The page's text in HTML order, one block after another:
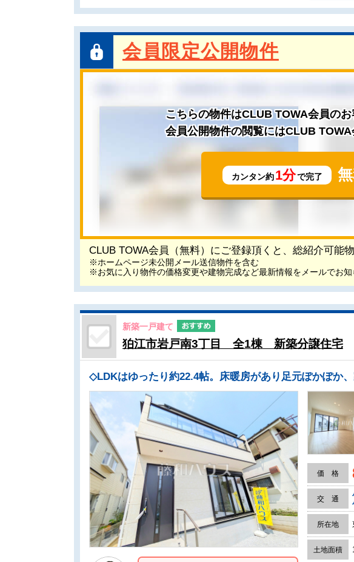
会員限定公開物件
こちらの物件はCLUB TOWA会員のお
会員公開物件の閲覧にはCLUB TOWA
1分
CLUB TOWA会員（無料）にご登録頂くと、総紹介可能
※ホームページ未公開メール送信物件を含む
※お気に入り物件の価格変更や建物完成など最新情報をメールでお知
新築一戸建て
狛江市岩戸南3丁目 全1棟 新築分譲住宅
価 格
交 通
所在地
土地面積